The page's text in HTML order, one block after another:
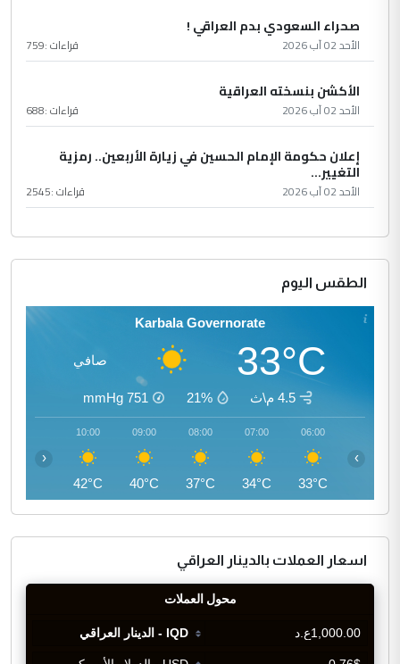
صحراء السعودي بدم العراقي !
الأحد 02 آب 2026 قراءات :759
الأكشن بنسخته العراقية
الأحد 02 آب 2026 قراءات :688
إعلان حكومة الإمام الحسين في زيارة الأربعين.. رمزية
التغيير...
الأحد 02 آب 2026 قراءات :2545
الطقس اليوم
Karbala Governorate
33°C صافي
4.5 م\ث 21%
751
mmHg
06:00
33°C
07:00
34°C
08:00
37°C
09:00
40°C
10:00
42°C
‹ ›
اسعار العملات بالدينار العراقي